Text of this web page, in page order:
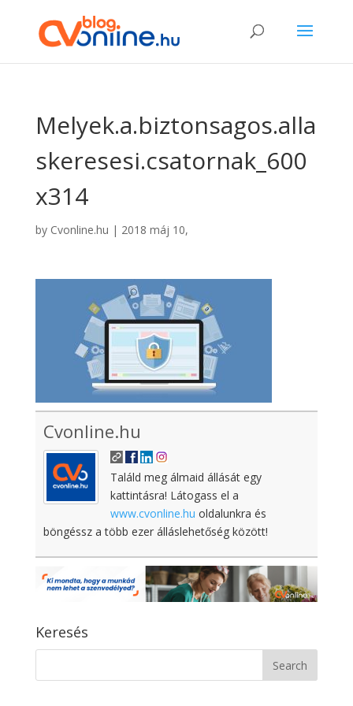
Melyek.a.biztonsagos.alla
skeresesi.csatornak_600
x314
by Cvonline.hu | 2018 máj 10,
Cvonline.hu
Találd meg álmaid állását egy
kattintásra! Látogass el a
www.cvonline.hu oldalunkra és
böngéssz a több ezer álláslehetőség között!
Keresés